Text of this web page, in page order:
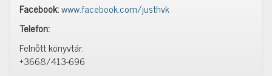
Facebook:www.facebook.com/justhvk
Telefon:
Felnőtt könyvtár:
+3668/413-696